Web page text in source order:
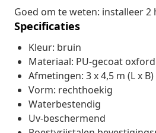
Goed om te weten: installeer
Specificaties
Kleur: bruin
Materiaal: PU-gecoat
Afmetingen: 3 x 4,5 m (L x B)
Vorm: rechthoekig
Waterbestendig
Uv-beschermend